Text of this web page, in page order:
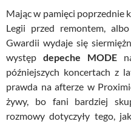
Mając w pamięci poprzednie
Legii przed remontem,
Gwardii wydaje się
występdepeche MODE
późniejszych koncertach z
prawda na afterze w
żywy, bo fani bardziej
rozmowy dotyczyły tego,